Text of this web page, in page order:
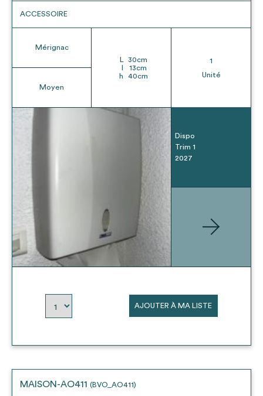
ACCESSOIRE
Mérignac
Moyen
L 30cm
13cm
h
40cm
1
Unité
Dispo
Trim 1
2027
AJOUTER À MA LISTE
MAISON-AO411 (BVO_AO411)